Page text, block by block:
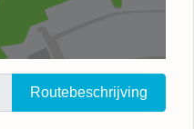
Routebeschrijving